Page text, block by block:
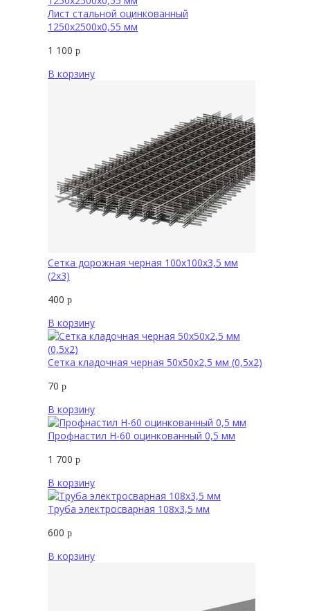
Лист стальной оцинкованный
1250х2500х0,55 мм
1 100 р
В корзину
Сетка дорожная черная 100х100х3,5 мм
(2х3)
400 р
В корзину
Сетка кладочная черная 50х50х2,5 мм (0,5х2)
70 р
В корзину
Профнастил Н-60 оцинкованный 0,5 мм
1 700 р
В корзину
Труба электросварная 108х3,5 мм
600 р
В корзину